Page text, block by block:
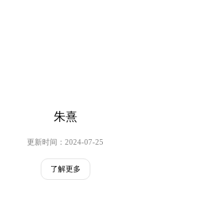
朱熹
更新时间：2024-07-25
了解更多